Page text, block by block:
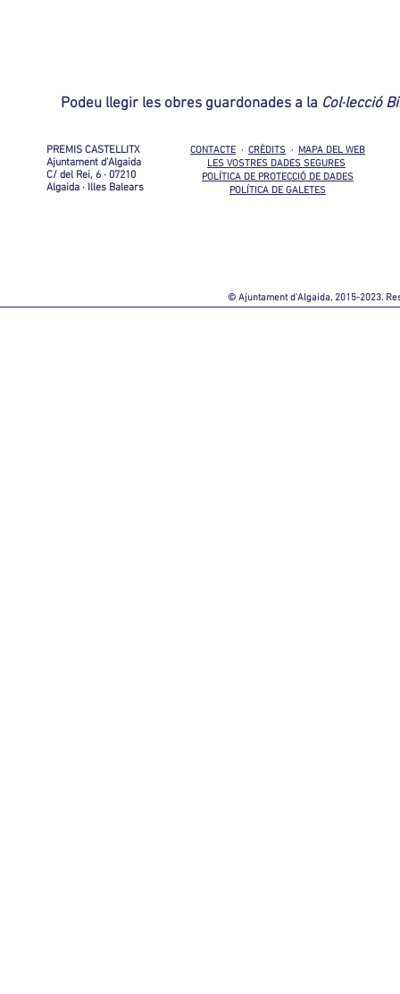
Podeu llegir les obres guardonades a la Col·lecció
PREMIS CASTELLITX
Ajuntament d'Algaida
C/ del Rei, 6 · 07210
Algaida · Illes Balears
CONTACTE · CRÈDITS · MAPA DEL WEB
LES VOSTRES DADES SEGURES
POLÍTICA DE PROTECCIÓ DE DADES
POLÍTICA DE GALETES
© Ajuntament d'Algaida, 2015-2023.